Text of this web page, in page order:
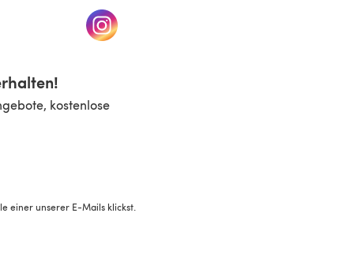
neuen Tab)(öffnet sich in einem neuen Tab)
kostenlose
einer unserer E-Mails klickst.